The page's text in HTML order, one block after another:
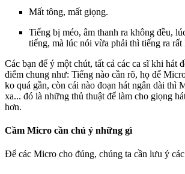
Mất tông, mất giọng.
Tiếng bị méo, âm thanh ra không đều,
tiếng, mà lúc nói vừa phải thì tiếng ra rất
Các bạn để ý một chút, tất cả các ca sĩ khi hát
điểm chung như: Tiếng nào cần rõ, họ để
ko quá gần, còn cái nào đoạn hát ngân dài thì
xa... đó là những thủ thuật để làm cho giọng
hơn.
Cầm Micro cần chú ý những gì
Để các Micro cho đúng, chúng ta cần lưu ý các